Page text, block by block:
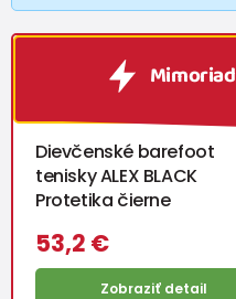
Dievčenské barefoot
tenisky ALEX BLACK
Protetika čierne
53,2 €
Zobraziť detail